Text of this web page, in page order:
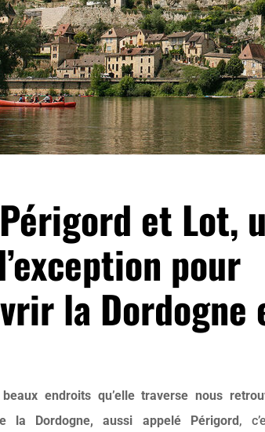
et Lot,
pour
la Dordogne
endroits qu’elle traverse nous
la Dordogne, aussi appelé Périgord,